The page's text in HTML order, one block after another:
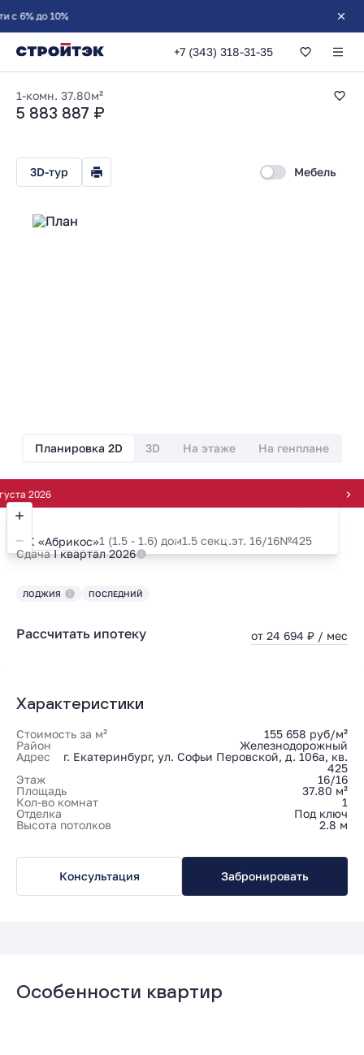
+7 (343) 318-31-35
1-комнатная
1-комн. 37.80м²
5 883 887 ₽
3D-тур Мебель
Планировка 2D 3D На этаже На генплане
ЖК «Абрикос»1 (1.5 - 1.6) дом1.5 секц.эт. 16/16№425
СдачаI квартал 2026
ЛОДЖИЯ ПОСЛЕДНИЙ
Рассчитать ипотеку от 24 694 ₽ / мес
Характеристики
Стоимость за м²
155 658 руб/м²
Район
Железнодорожный
Адрес
г. Екатеринбург, ул. Софьи Перовской, д. 106а, кв.
425
Этаж
16/16
Площадь
37.80 м²
Кол-во комнат
1
Отделка
Под ключ
Высота потолков
2.8 м
Консультация Забронировать
Особенности квартир